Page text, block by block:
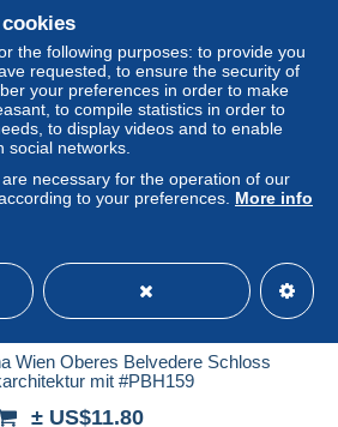
Wien Oberes Belvedere Schloss
mit #PBH159
± US$11.80
the following purposes: to provide you
requested, to ensure the security of
your preferences in order to make
to compile statistics in order to
to display videos and to enable
social networks.
necessary for the operation of our
to your preferences. More info